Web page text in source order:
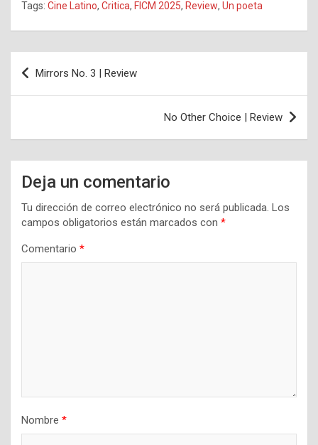
Tags: Cine Latino, Critica, FICM 2025, Review, Un poeta
Navegación
de
Mirrors No. 3 | Review
No Other Choice | Review
Deja un comentario
Tu dirección de correo electrónico no será publicada. Los
campos obligatorios están marcados con *
Comentario *
Nombre *